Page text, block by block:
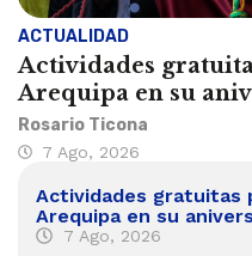
ACTUALIDAD
Actividades
Arequipa en su
Rosario Ticona
7 Ago, 2026
Actividades gratuitas
Arequipa en su
7 Ago, 2026